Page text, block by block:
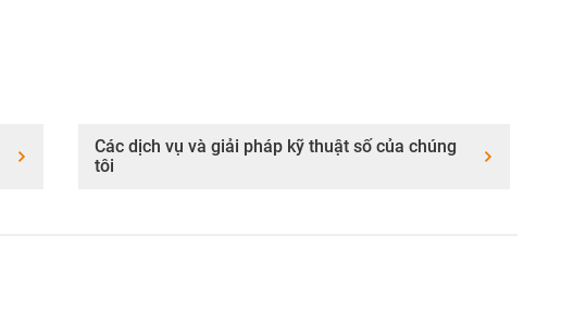
Các dịch vụ và giải pháp kỹ thuật số của chúng
tôi